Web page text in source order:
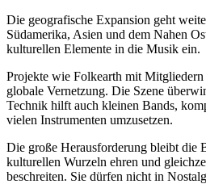
Die geografische Expansion geht
Südamerika, Asien und dem Nahen
kulturellen Elemente in die Musik ein.
Projekte wie Folkearth mit
globale Vernetzung. Die Szene
Technik hilft auch kleinen Bands,
vielen Instrumenten umzusetzen.
Die große Herausforderung bleibt die
kulturellen Wurzeln ehren und
beschreiten. Sie dürfen nicht in